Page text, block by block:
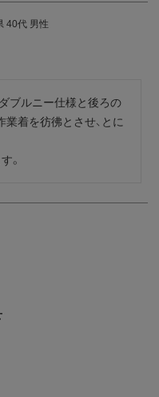
40代 男性
ブルニー仕様と後ろの
着を彷彿とさせ、とに
。